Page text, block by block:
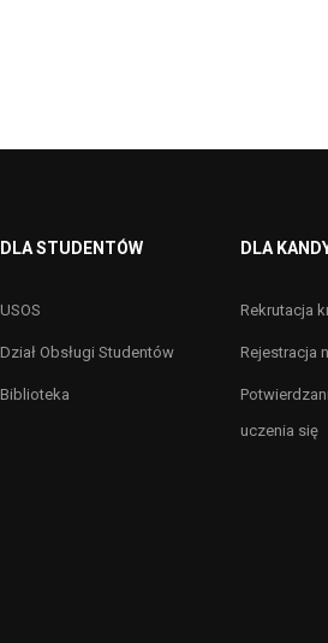
DLA STUDENTÓW
USOS
Dział Obsługi Studentów
Biblioteka
DLA
Rekrutacja
Rejestracja
uczenia się